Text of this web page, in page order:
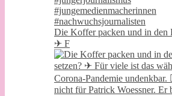
Die Koffer packen und in den
✈ F